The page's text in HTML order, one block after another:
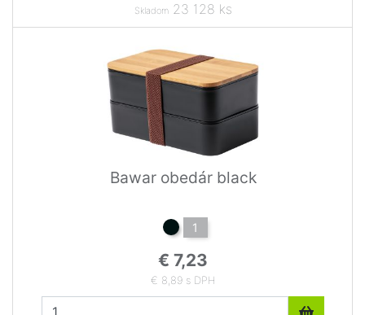
Skladom23 128 ks
Bawar obedár black
1
€ 7,23
€ 8,89 s DPH